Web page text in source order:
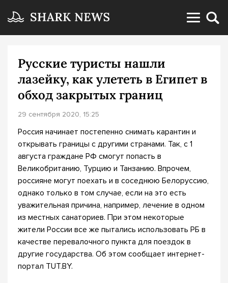
Русские туристы нашли
лазейку, как улететь в Египет в
обход закрытых границ
29 сентября 2020, 15:25
Россия начинает постепенно снимать карантин и
открывать границы с другими странами. Так, с 1
августа граждане РФ смогут попасть в
Великобританию, Турцию и Танзанию. Впрочем,
россияне могут поехать и в соседнюю Белоруссию,
однако только в том случае, если на это есть
уважительная причина, например, лечение в одном
из местных санаториев. При этом некоторые
жители России все же пытались использовать РБ в
качестве перевалочного пункта для поездок в
другие государства. Об этом сообщает интернет-
портал TUT.BY.